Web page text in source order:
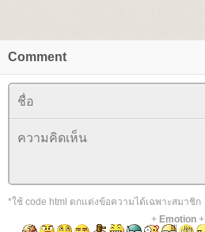
Comment
*ใช้ code html ตกแต่งข้อความได้เฉพาะสมาชิก
+ Emotion+